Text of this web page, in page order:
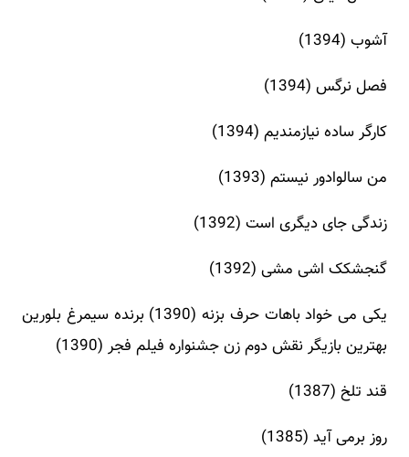
آشوب (1394)
فصل نرگس (1394)
کارگر ساده نیازمندیم (1394)
من سالوادور نیستم (1393)
زندگی جای دیگری است (1392)
گنجشکک اشی مشی (1392)
یکی می خواد باهات حرف بزنه (1390) برنده سیمرغ بلورین
بهترین بازیگر نقش دوم زن جشنواره فیلم فجر (1390)
قند تلخ (1387)
روز برمی آید (1385)